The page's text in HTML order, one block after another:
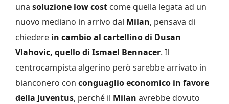
una soluzione low cost come quella legata ad un
nuovo mediano in arrivo dal Milan, pensava di
chiedere in cambio al cartellino di Dusan
Vlahovic, quello di Ismael Bennacer. Il
centrocampista algerino però sarebbe arrivato in
bianconero con conguaglio economico in favore
della Juventus, perché il Milan avrebbe dovuto